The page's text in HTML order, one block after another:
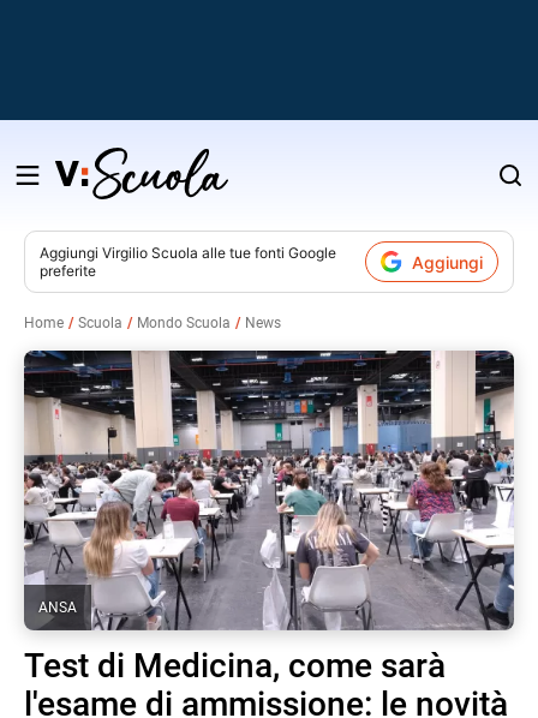
Salta
contenuto
Aggiungi Virgilio Scuola alle tue fonti Google
preferite
Aggiungi
Home Scuola Mondo Scuola News
ANSA
Test di Medicina, come sarà
l'esame di ammissione: le novità